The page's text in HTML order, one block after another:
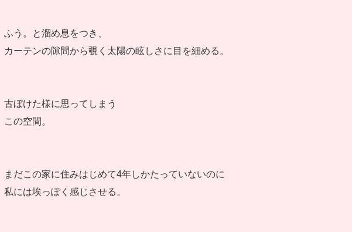
ふう。と溜め息をつき、
カーテンの隙間から覗く太陽の眩しさに目を細める。
古ぼけた様に思ってしまう
この空間。
まだこの家に住みはじめて4年しかたっていないのに
私には埃っぽく感じさせる。